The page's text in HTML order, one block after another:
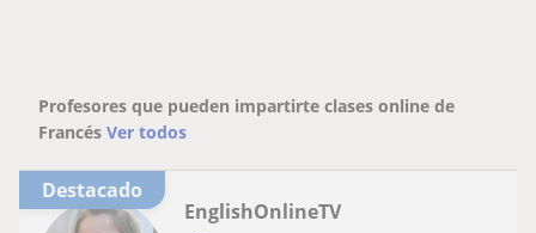
Profesores que pueden impartirte clases online de
Francés Ver todos
Destacado
EnglishOnlineTV